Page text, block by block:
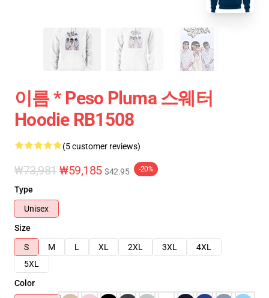
이름 * Peso Pluma 스웨터
Hoodie RB1508
(5 customer reviews)
₩73,981 ₩59,185 $42.95 -20%
Type
Unisex
Size
S
M L XL 2XL 3XL
4XL
5XL
Color